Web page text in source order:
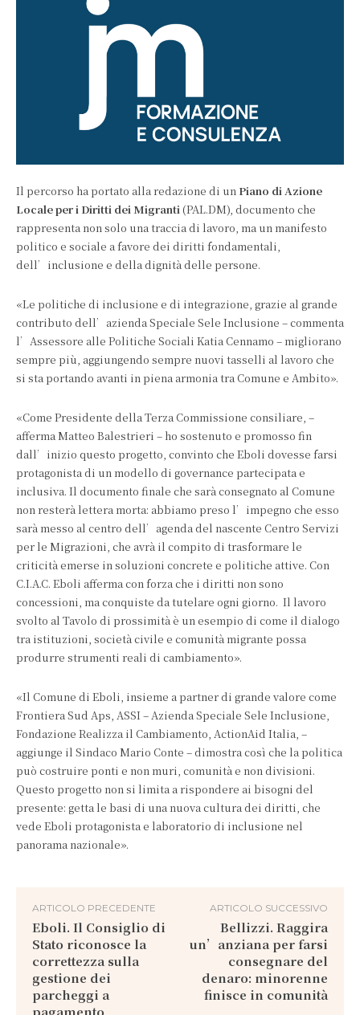
Il percorso ha portato alla redazione di un Piano di Azione
Locale per i Diritti dei Migranti (PAL.DM), documento che
rappresenta non solo una traccia di lavoro, ma un manifesto
politico e sociale a favore dei diritti fondamentali,
dell’inclusione e della dignità delle persone.
«Le politiche di inclusione e di integrazione, grazie al grande
contributo dell’azienda Speciale Sele Inclusione – commenta
l’Assessore alle Politiche Sociali Katia Cennamo – migliorano
sempre più, aggiungendo sempre nuovi tasselli al lavoro che
si sta portando avanti in piena armonia tra Comune e Ambito».
«Come Presidente della Terza Commissione consiliare, –
afferma Matteo Balestrieri – ho sostenuto e promosso fin
dall’inizio questo progetto, convinto che Eboli dovesse farsi
protagonista di un modello di governance partecipata e
inclusiva. Il documento finale che sarà consegnato al Comune
non resterà lettera morta: abbiamo preso l’impegno che esso
sarà messo al centro dell’agenda del nascente Centro Servizi
per le Migrazioni, che avrà il compito di trasformare le
criticità emerse in soluzioni concrete e politiche attive. Con
C.I.A.C. Eboli afferma con forza che i diritti non sono
concessioni, ma conquiste da tutelare ogni giorno. Il lavoro
svolto al Tavolo di prossimità è un esempio di come il dialogo
tra istituzioni, società civile e comunità migrante possa
produrre strumenti reali di cambiamento».
«Il Comune di Eboli, insieme a partner di grande valore come
Frontiera Sud Aps, ASSI – Azienda Speciale Sele Inclusione,
Fondazione Realizza il Cambiamento, ActionAid Italia, –
aggiunge il Sindaco Mario Conte – dimostra così che la politica
può costruire ponti e non muri, comunità e non divisioni.
Questo progetto non si limita a rispondere ai bisogni del
presente: getta le basi di una nuova cultura dei diritti, che
vede Eboli protagonista e laboratorio di inclusione nel
panorama nazionale».
ARTICOLO PRECEDENTE
Eboli. Il Consiglio di
Stato riconosce la
correttezza sulla
gestione dei
parcheggi a
pagamento
ARTICOLO SUCCESSIVO
Bellizzi. Raggira
un’anziana per farsi
consegnare del
denaro: minorenne
finisce in comunità